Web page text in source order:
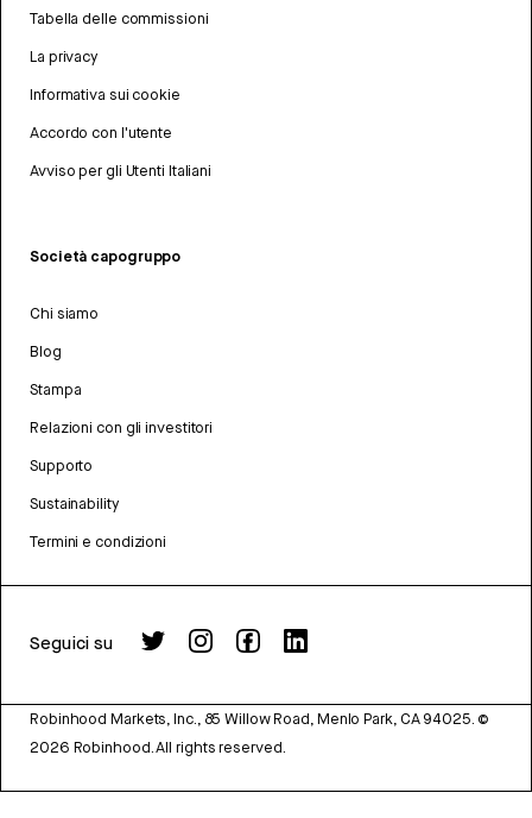
Tabella delle commissioni
La privacy
Informativa sui cookie
Accordo con l'utente
Avviso per gli Utenti Italiani
Società capogruppo
Chi siamo
Blog
Stampa
Relazioni con gli investitori
Supporto
Sustainability
Termini e condizioni
Seguici su
Robinhood Markets, Inc., 85 Willow Road, Menlo Park, CA 94025. ©
2026 Robinhood. All rights reserved.